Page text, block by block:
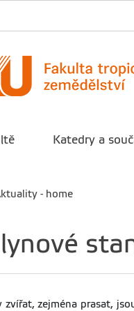
Katedry a
- home
zvířat, zejména prasat,